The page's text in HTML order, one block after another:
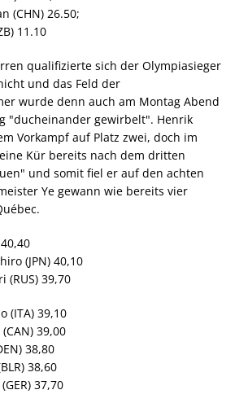
(CHN) 26.50;
11.10
qualifizierte sich der Olympiasieger
und das Feld der
wurde denn auch am Montag Abend
"ducheinander gewirbelt". Henrik
Vorkampf auf Platz zwei, doch im
Kür bereits nach dem dritten
und somit fiel er auf den achten
Ye gewann wie bereits vier
(JPN) 40,10
(RUS) 39,70
(ITA) 39,10
(CAN) 39,00
38,80
38,60
37,70